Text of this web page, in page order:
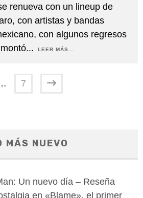
renueva con un lineup de
con artistas y bandas
con algunos regresos
... LEER MÁS...
7
MÁS NUEVO
Un nuevo día – Reseña
en «Blame», el primer